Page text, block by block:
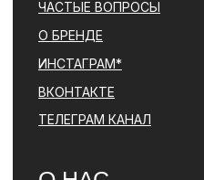
РАЗРАБОТКА САЙТА
ПОЛИТИКА КОНФИДЕНЦИАЛЬНОСТИ
ДОГОВОР ОФЕРТЫ